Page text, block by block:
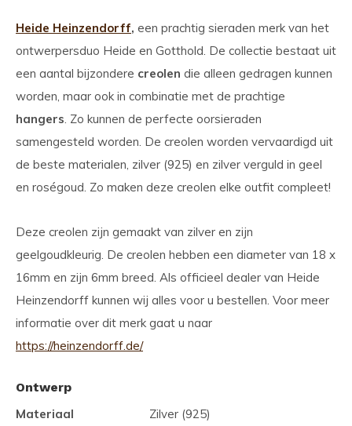
Heide Heinzendorff, een prachtig sieraden merk van het
ontwerpersduo Heide en Gotthold. De collectie bestaat uit
een aantal bijzondere creolen die alleen gedragen kunnen
worden, maar ook in combinatie met de prachtige
hangers. Zo kunnen de perfecte oorsieraden
samengesteld worden. De creolen worden vervaardigd uit
de beste materialen, zilver (925) en zilver verguld in geel
en roségoud. Zo maken deze creolen elke outfit compleet!
Deze creolen zijn gemaakt van zilver en zijn
geelgoudkleurig. De creolen hebben een diameter van 18 x
16mm en zijn 6mm breed. Als officieel dealer van Heide
Heinzendorff kunnen wij alles voor u bestellen. Voor meer
informatie over dit merk gaat u naar
https://heinzendorff.de/
Ontwerp
Materiaal
Zilver (925)